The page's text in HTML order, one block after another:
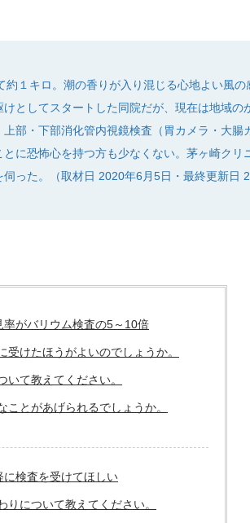
１キロ。潮の香りが入り混じる心地よい風
としてスタートした同院だが、現在は地域
部・下部消化管内視鏡検査（胃カメラ・大
に恐怖心を持つ方も少なくない。茅ヶ崎ク
った。（取材日 2020年6月5日・最終更新日
がバリウム検査の5～10倍
けたほうがよいのでしょうか。
て教えてください。
とがあげられるでしょうか。
検査を受けてほしい
について教えてください。